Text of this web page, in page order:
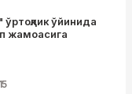
ўйинида
жамоасига
15